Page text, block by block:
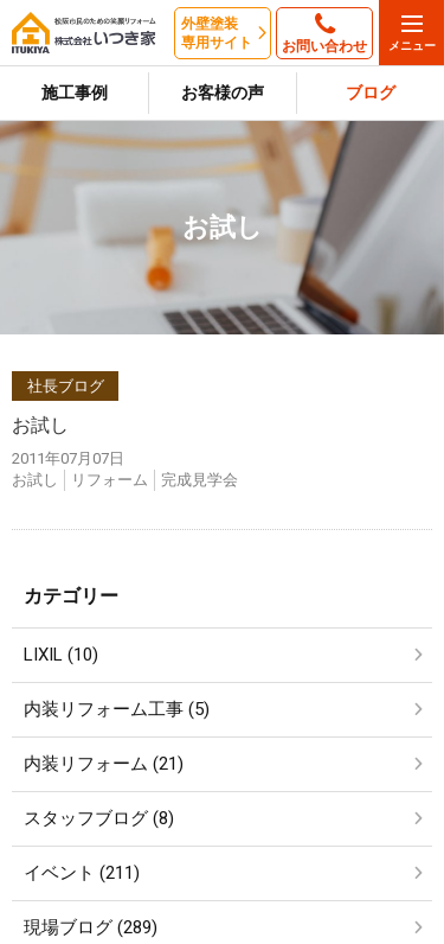
外壁塗装
専用サイト
お問い合わせ
施工事例 お客様の声 ブログ
お試し
社長ブログ
お試し
2011年07月07日
お試し
リフォーム 完成見学会
カテゴリー
LIXIL (10)
内装リフォーム工事 (5)
内装リフォーム (21)
スタッフブログ (8)
イベント (211)
現場ブログ (289)